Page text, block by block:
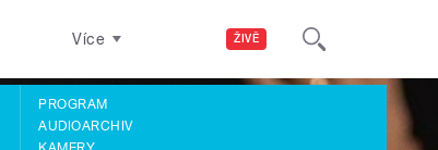
ŽIVĚ
Více
PROGRAM
AUDIOARCHIV